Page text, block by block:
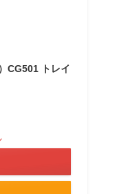
CG501 トレイ